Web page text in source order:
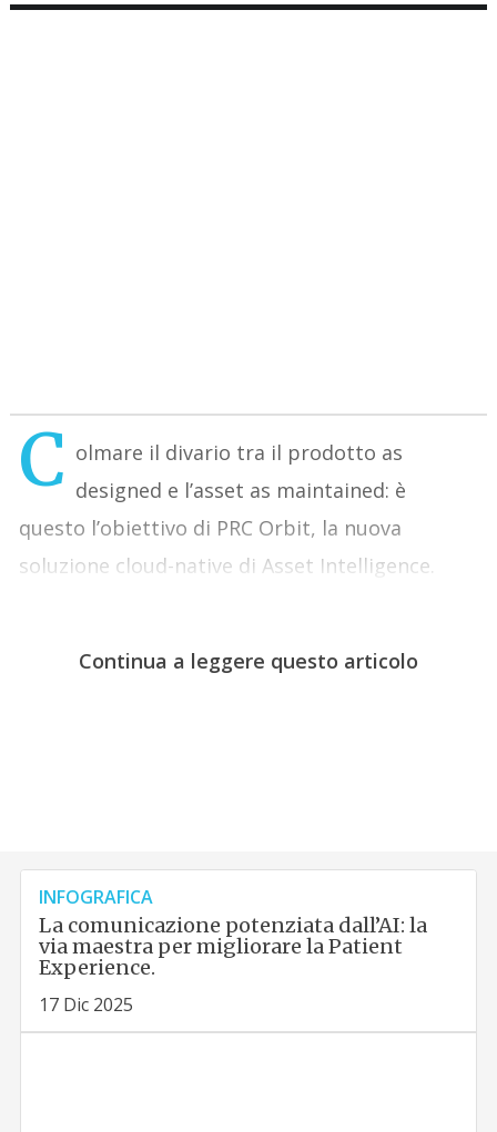
C olmare il divario tra il prodotto as
designed e l’asset as maintained: è
questo l’obiettivo di PRC Orbit, la nuova
soluzione cloud-native di Asset Intelligence.
Continua a leggere questo articolo
INFOGRAFICA
La comunicazione potenziata dall’AI: la
via maestra per migliorare la Patient
Experience.
17 Dic 2025